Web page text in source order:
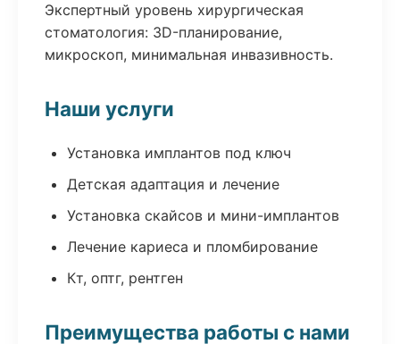
Экспертный уровень хирургическая
стоматология: 3D-планирование,
микроскоп, минимальная инвазивность.
Наши услуги
Установка имплантов под ключ
Детская адаптация и лечение
Установка скайсов и мини-имплантов
Лечение кариеса и пломбирование
Кт, оптг, рентген
Преимущества работы с нами